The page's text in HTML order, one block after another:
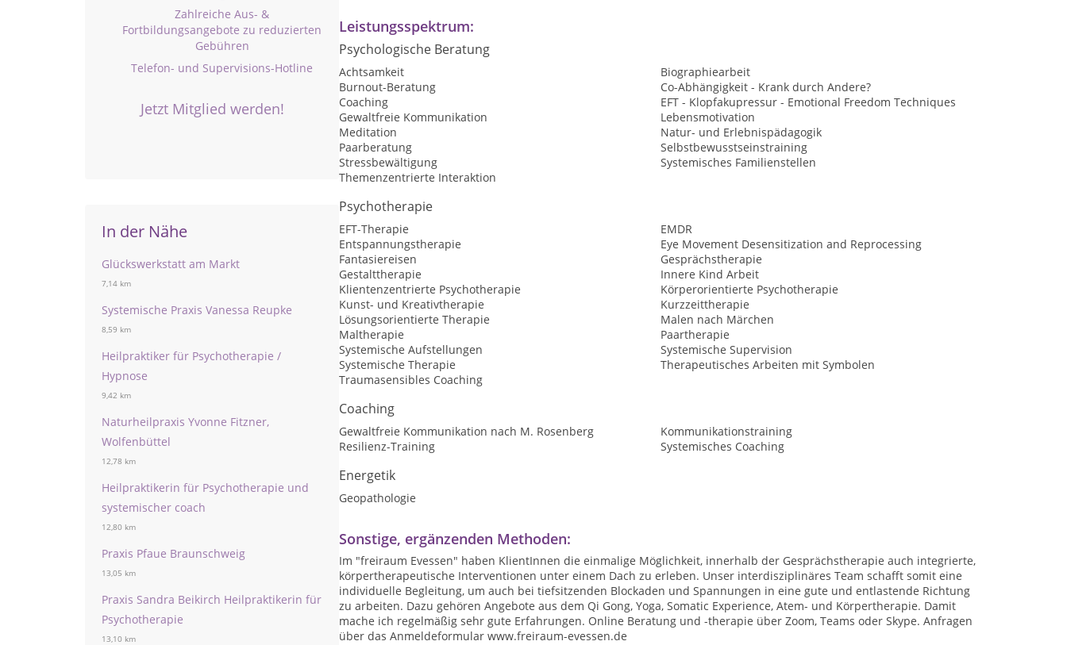
Zahlreiche Aus- &
Fortbildungsangebote zu reduzierten
Gebühren
Telefon- und Supervisions-Hotline
Jetzt Mitglied werden!
In der Nähe
Glückswerkstatt am Markt
7,14 km
Systemische Praxis Vanessa Reupke
8,59 km
Heilpraktiker für Psychotherapie /
Hypnose
9,42 km
Naturheilpraxis Yvonne Fitzner,
Wolfenbüttel
12,78 km
Heilpraktikerin für Psychotherapie und
systemischer coach
12,80 km
Praxis Pfaue Braunschweig
13,05 km
Praxis Sandra Beikirch Heilpraktikerin für
Psychotherapie
13,10 km
Leistungsspektrum:
Psychologische Beratung
Achtsamkeit
Biographiearbeit
Burnout-Beratung
Co-Abhängigkeit - Krank durch Andere?
Coaching
EFT - Klopfakupressur - Emotional Freedom Techniques
Gewaltfreie Kommunikation
Lebensmotivation
Meditation
Natur- und Erlebnispädagogik
Paarberatung
Selbstbewusstseinstraining
Stressbewältigung
Systemisches Familienstellen
Themenzentrierte Interaktion
Psychotherapie
EFT-Therapie
EMDR
Entspannungstherapie
Eye Movement Desensitization and Reprocessing
Fantasiereisen
Gesprächstherapie
Gestalttherapie
Innere Kind Arbeit
Klientenzentrierte Psychotherapie
Körperorientierte Psychotherapie
Kunst- und Kreativtherapie
Kurzzeittherapie
Lösungsorientierte Therapie
Malen nach Märchen
Maltherapie
Paartherapie
Systemische Aufstellungen
Systemische Supervision
Systemische Therapie
Therapeutisches Arbeiten mit Symbolen
Traumasensibles Coaching
Coaching
Gewaltfreie Kommunikation nach M. Rosenberg
Kommunikationstraining
Resilienz-Training
Systemisches Coaching
Energetik
Geopathologie
Sonstige, ergänzenden Methoden:
Im "freiraum Evessen" haben KlientInnen die einmalige Möglichkeit, innerhalb der Gesprächstherapie auch integrierte,
körpertherapeutische Interventionen unter einem Dach zu erleben. Unser interdisziplinäres Team schafft somit eine
individuelle Begleitung, um auch bei tiefsitzenden Blockaden und Spannungen in eine gute und entlastende Richtung
zu arbeiten. Dazu gehören Angebote aus dem Qi Gong, Yoga, Somatic Experience, Atem- und Körpertherapie. Damit
mache ich regelmäßig sehr gute Erfahrungen. Online Beratung und -therapie über Zoom, Teams oder Skype. Anfragen
über das Anmeldeformular www.freiraum-evessen.de